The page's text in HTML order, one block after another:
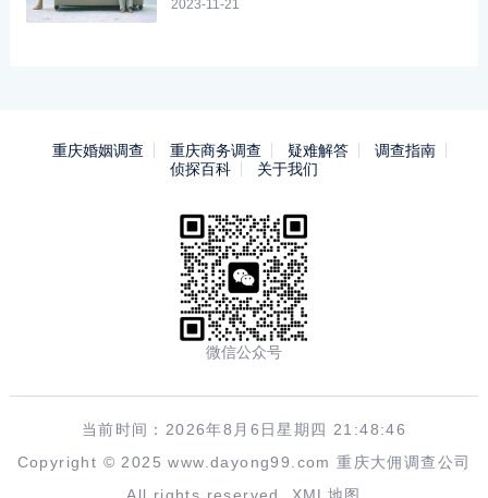
2023-11-21
重庆婚姻调查 重庆商务调查 疑难解答
调查指南
侦探百科
关于我们
微信公众号
当前时间：2026年8月6日星期四 21:48:47
Copyright © 2025 www.dayong99.com 重庆大佣调查公司